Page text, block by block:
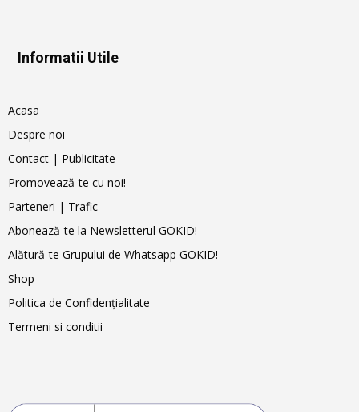
Informatii Utile
Acasa
Despre noi
Contact | Publicitate
Promovează-te cu noi!
Parteneri | Trafic
Abonează-te la Newsletterul GOKID!
Alătură-te Grupului de Whatsapp GOKID!
Shop
Politica de Confidențialitate
Termeni si conditii